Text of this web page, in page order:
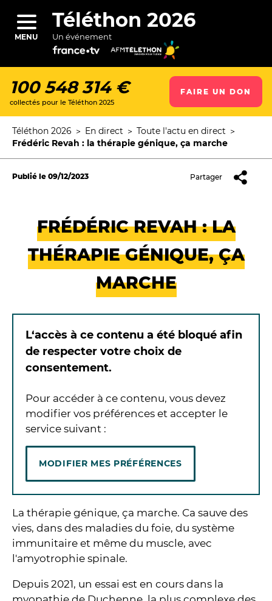
contenu
principal
MENU
Téléthon 2026
Un événement
100 548 314 €
collectés pour le Téléthon 2025
FAIRE UN DON
Fil
Téléthon 2026 En direct
Toute l'actu en direct
Frédéric Revah : la thérapie génique, ça marche
Publié le 09/12/2023 Partager
FRÉDÉRIC REVAH : LA
THÉRAPIE GÉNIQUE, ÇA
MARCHE
L‘accès à ce contenu a été bloqué afin
de respecter votre choix de
consentement.
Pour accéder à ce contenu, vous devez
modifier vos préférences et accepter le
service suivant :
MODIFIER MES PRÉFÉRENCES
La thérapie génique, ça marche. Ca sauve des
vies, dans des maladies du foie, du système
immunitaire et même du muscle, avec
l'amyotrophie spinale.
Depuis 2021, un essai est en cours dans la